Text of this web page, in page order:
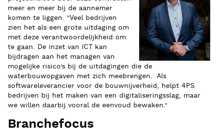
meer en meer bij de aannemer
komen te liggen. “Veel bedrijven
zien het als een grote uitdaging om
met deze verantwoordelijkheid om
te gaan. De inzet van ICT kan
bijdragen aan het managen van
mogelijke risico’s bij de uitdagingen die de
waterbouwopgaven met zich meebrengen. Als
softwareleverancier voor de bouwnijverheid, helpt 4PS
bedrijven bij het maken van een digitaliseringsslag, maar
we willen daarbij vooral de eenvoud bewaken.”
Branchefocus